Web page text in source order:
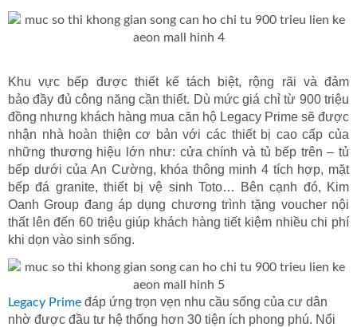
Khu vực bếp được thiết kế tách biệt, rộng rãi và đảm
bảo đầy đủ công năng cần thiết. Dù mức giá chỉ từ 900 triệu
đồng nhưng khách hàng mua căn hộ Legacy Prime sẽ được
nhận nhà hoàn thiện cơ bản với các thiết bị cao cấp của
những thương hiệu lớn như: cửa chính và tủ bếp trên – tủ
bếp dưới của An Cường, khóa thông minh 4 tích hợp, mặt
bếp đá granite, thiết bị vệ sinh Toto… Bên cạnh đó, Kim
Oanh Group đang áp dụng chương trình tặng voucher nội
thất lên đến 60 triệu giúp khách hàng tiết kiệm nhiều chi phí
khi dọn vào sinh sống.
Legacy Prime đáp ứng trọn vẹn nhu cầu sống của cư dân
nhờ được đầu tư hệ thống hơn 30 tiện ích phong phú. Nổi